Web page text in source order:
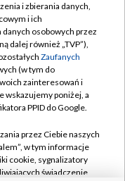
i zbierania danych,
i ich
osobowych przez
dalej również „TVP”),
Zaufanych
(w tym do
zainteresowań i
wskazujemy poniżej, a
PPID do Google.
przez Ciebie naszych
w tym informacje
cookie, sygnalizatory
świadczenie